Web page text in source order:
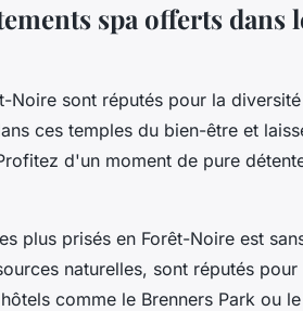
spa offerts dans
Noire sont réputés pour la
ces temples du bien-être et
d'un moment de pure
plus prisés en Forêt-Noire est
naturelles, sont réputés
comme le Brenners Park ou le